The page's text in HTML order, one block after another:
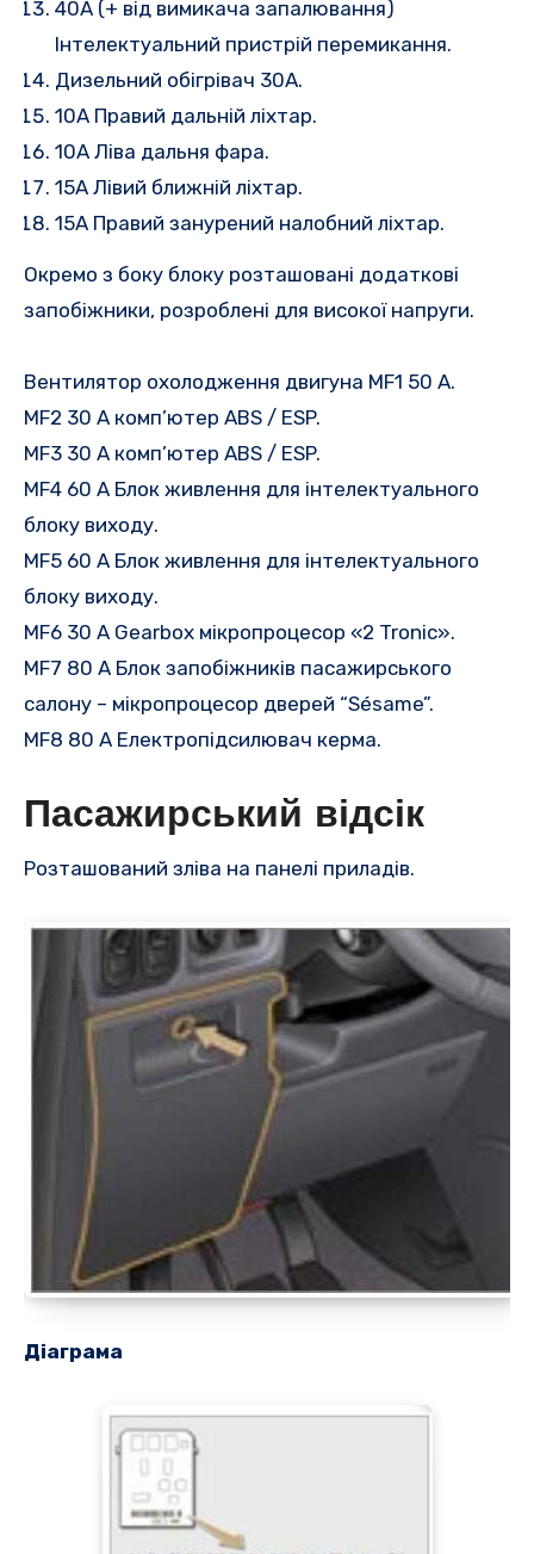
40A (+ від вимикача запалювання)
Інтелектуальний пристрій перемикання.
Дизельний обігрівач 30A.
10A Правий дальній ліхтар.
10A Ліва дальня фара.
15A Лівий ближній ліхтар.
15A Правий занурений налобний ліхтар.
Окремо з боку блоку розташовані додаткові
запобіжники, розроблені для високої напруги.
Вентилятор охолодження двигуна MF1 50 A.
MF2 30 A комп’ютер ABS / ESP.
MF3 30 A комп’ютер ABS / ESP.
MF4 60 A Блок живлення для інтелектуального
блоку виходу.
MF5 60 A Блок живлення для інтелектуального
блоку виходу.
MF6 30 A Gearbox мікропроцесор «2 Tronic».
MF7 80 A Блок запобіжників пасажирського
салону – мікропроцесор дверей “Sésame”.
MF8 80 A Електропідсилювач керма.
Пасажирський відсік
Розташований зліва на панелі приладів.
Діаграма